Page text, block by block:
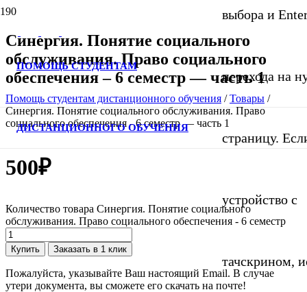
ПОМОЩЬ СТУДЕНТАМ
ДИСТАНЦИОННОГО ОБУЧЕНИЯ
выбора и
перехода на
страницу.
устройство с
тачскрином,
Синергия. Понятие социального
обслуживания. Право социального
обеспечения – 6 семестр — часть 1
Помощь студентам дистанционного обучения /Товары /
Синергия. Понятие социального обслуживания. Право
социального обеспечения - 6 семестр — часть 1
500₽
Количество товара Синергия. Понятие социального
обслуживания. Право социального обеспечения - 6 семестр
Купить Заказать в 1 клик
Пожалуйста, указывайте Ваш настоящий Email. В случае
утери документа, вы сможете его скачать на почте!